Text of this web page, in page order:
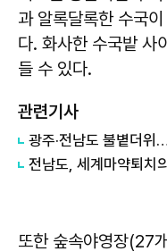
과 알록달록한 수국
다. 화사한 수국밭 사
들 수 있다.
관련기사
광주·전남도 불볕더
전남도, 세계마약퇴치
또한 숲속야영장(27